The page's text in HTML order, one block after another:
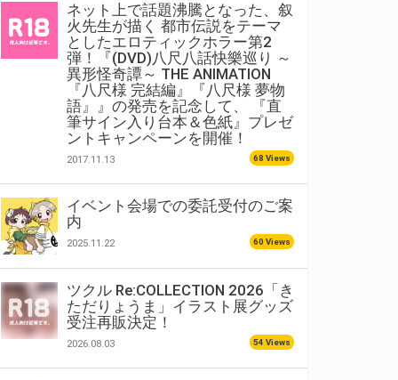
ネット上で話題沸騰となった、叙
火先生が描く 都市伝説をテーマ
としたエロティックホラー第2
弾！『(DVD)八尺八話快樂巡り ～
異形怪奇譚～ THE ANIMATION
『八尺様 完結編』『八尺様 夢物
語』』の発売を記念して、 『直
筆サイン入り台本＆色紙』プレゼ
ントキャンペーンを開催！
2017.11.13 68 Views
イベント会場での委託受付のご案
内
2025.11.22 60 Views
ツクル Re:COLLECTION 2026「き
ただりょうま」イラスト展グッズ
受注再販決定！
2026.08.03 54 Views